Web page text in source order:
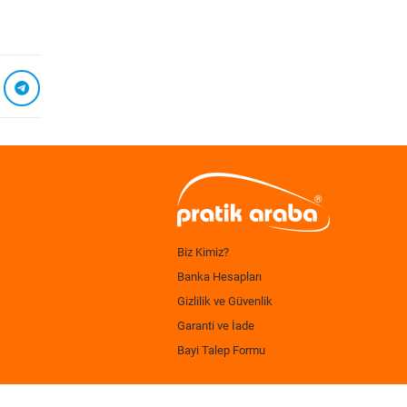
Biz Kimiz?
Banka Hesapları
Gizlilik ve Güvenlik
Garanti ve İade
Bayi Talep Formu